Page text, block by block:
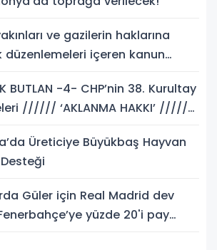
ve gazilerin haklarına
düzenlemeleri içeren kanun
BUTLAN -4- CHP’nin 38. Kurultay
//////
Üreticiye Büyükbaş Hayvan
Güler için Real Madrid dev
yüzde 20'i pay